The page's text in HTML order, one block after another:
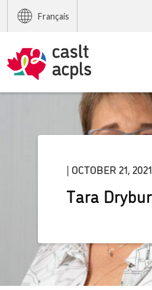
Français
| OCTOBER 21, 2021
Tara